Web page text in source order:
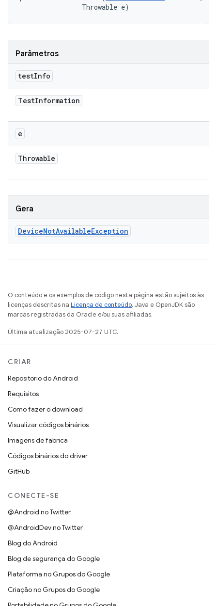
                Throwable e)
Parâmetros
testInfo
TestInformation
e
Throwable
Gera
DeviceNotAvailableException
O conteúdo e os exemplos de código nesta página estão sujeitos às
licenças descritas na Licença de conteúdo. Java e OpenJDK são
marcas registradas da Oracle e/ou suas afiliadas.
Última atualização 2025-07-27 UTC.
CRIAR
Repositório do Android
Requisitos
Como fazer o download
Visualizar códigos binários
Imagens de fábrica
Códigos binários do driver
GitHub
CONECTE-SE
@Android no Twitter
@AndroidDev no Twitter
Blog do Android
Blog de segurança do Google
Plataforma no Grupos do Google
Criação no Grupos do Google